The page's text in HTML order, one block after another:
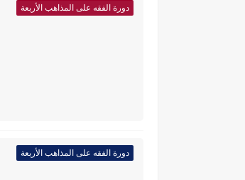
دورة الفقه على المذاهب الأربعة
دورة الفقه على المذاهب الأربعة